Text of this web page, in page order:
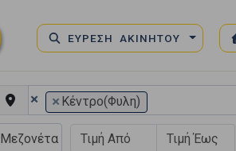
ΕΥΡΕΣΗ ΑΚΙΝΗΤΟΥ
× × Κέντρο(Φυλη)
Μεζονέτα Εφαπτόμενη